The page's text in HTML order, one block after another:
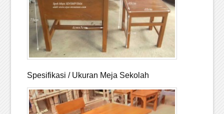
Spesifikasi / Ukuran Meja Sekolah